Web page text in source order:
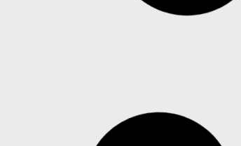
Donald Trump lançou um site com